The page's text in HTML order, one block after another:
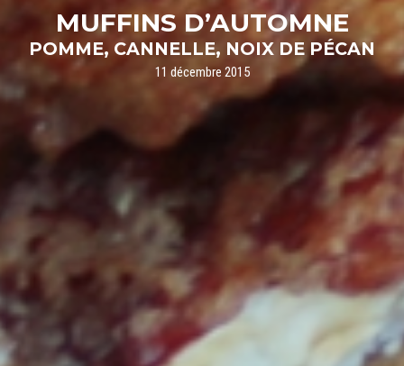
MUFFINS D’AUTOMNE
POMME, CANNELLE, NOIX DE PÉCAN
11 décembre 2015